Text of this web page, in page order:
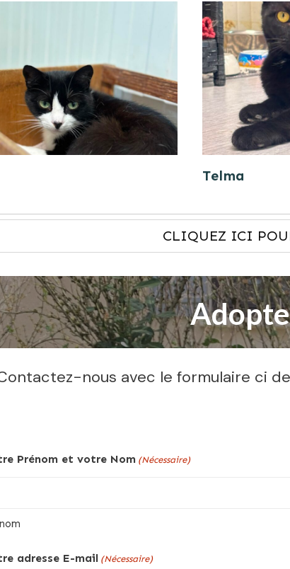
Telma
CLIQUEZ ICI
nous avec le formulaire ci
Prénom et votre Nom (Nécessaire)
adresse E-mail (Nécessaire)